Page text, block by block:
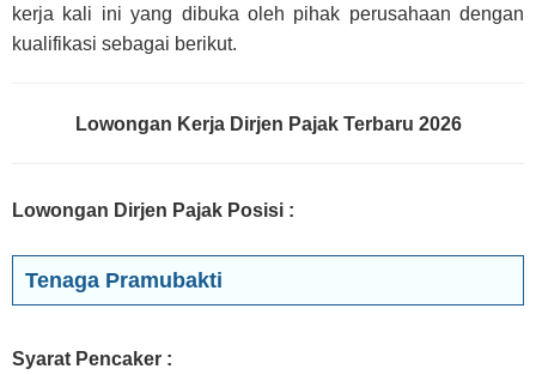
kerja kali ini yang dibuka oleh pihak perusahaan dengan
kualifikasi sebagai berikut.
Lowongan Kerja Dirjen Pajak Terbaru 2026
Lowongan Dirjen Pajak Posisi :
Tenaga Pramubakti
Syarat Pencaker :